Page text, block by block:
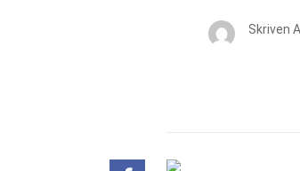
Skriven